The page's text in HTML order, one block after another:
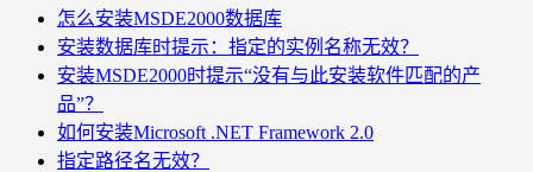
怎么安装MSDE2000数据库
安装数据库时提示：指定的实例名称无效？
安装MSDE2000时提示“没有与此安装软件匹配的产
品”？
如何安装Microsoft .NET Framework 2.0
指定路径名无效？